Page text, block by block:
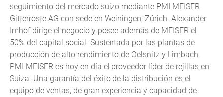
seguimiento del mercado suizo mediante PMI MEISER
Gitterroste AG con sede en Weiningen, Zúrich. Alexander
Imhof dirige el negocio y posee además de MEISER el
50% del capital social. Sustentada por las plantas de
producción de alto rendimiento de Oelsnitz y Limbach,
PMI MEISER es hoy en día el proveedor líder de rejillas en
Suiza. Una garantía del éxito de la distribución es el
equipo de ventas, de gran experiencia y capacidad de